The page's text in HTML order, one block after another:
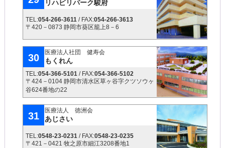
リハビリパーク駿府
TEL:054-266-3611/ FAX:054-266-3613
〒420－0873 静岡市葵区籠上8－6
30 医療法人社団 健寿会
もくれん
TEL:054-366-5101/ FAX:054-366-5102
〒424－0104 静岡市清水区草ヶ谷字クツソウヶ
谷624番地の22
31 医療法人 徳洲会
あじさい
TEL:0548-23-0231/ FAX:0548-23-0235
〒421－0421 牧之原市細江3208番地1